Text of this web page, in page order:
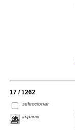
17 / 1262
seleccionar
imprimir